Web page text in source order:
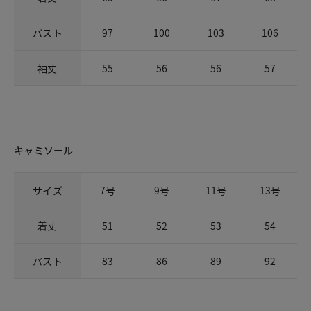
バスト 97 100 103 106
袖丈 55 56 56 57
キャミソール
サイズ 7号 9号 11号 13号
着丈 51 52 53 54
バスト 83 86 89 92